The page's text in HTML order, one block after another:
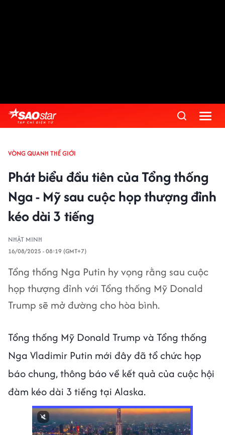
VÒNG QUANH THẾ GIỚI
Phát biểu đầu tiên của Tổng thống
Nga - Mỹ sau cuộc họp thượng đỉnh
kéo dài 3 tiếng
NHẬT MINH
16/08/2025 - 08:19 (GMT+7)
Tổng thống Nga Putin hy vọng rằng sau cuộc
họp thượng đỉnh với Tổng thống Mỹ Donald
Trump sẽ mở đường cho hòa bình.
Tổng thống Mỹ Donald Trump và Tổng thống
Nga Vladimir Putin mới đây đã tổ chức họp
báo chung, thông báo về kết quả của cuộc hội
đàm kéo dài 3 tiếng tại Alaska.